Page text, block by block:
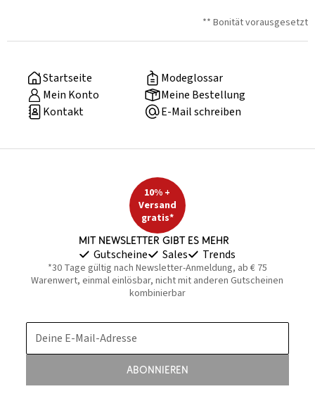
** Bonität vorausgesetzt
Startseite
Modeglossar
Mein Konto
Meine Bestellung
Kontakt
E-Mail schreiben
10% +
Versand
gratis*
Mit Newsletter gibt es mehr
Gutscheine Sales Trends
*30 Tage gültig nach Newsletter-Anmeldung, ab € 75
Warenwert, einmal einlösbar, nicht mit anderen Gutscheinen
kombinierbar
Deine E-Mail-Adresse
Abonnieren